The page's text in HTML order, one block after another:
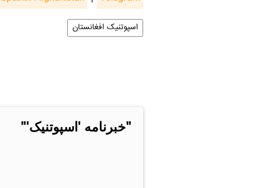
اسپوتنیک افغانستان
"خبرنامه 'اسپوتنیک'"